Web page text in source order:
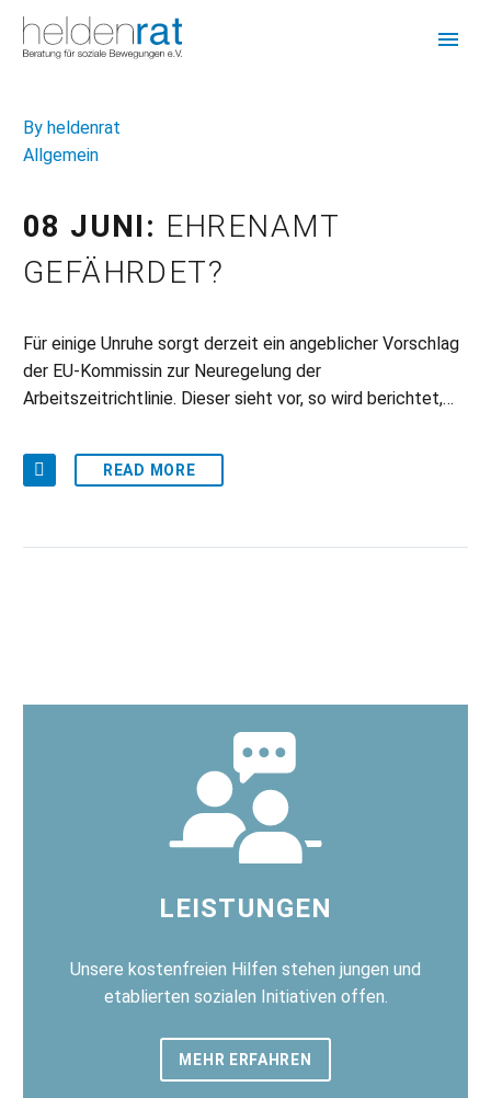
By heldenrat
Allgemein
08 JUNI: EHRENAMT
GEFÄHRDET?
Für einige Unruhe sorgt derzeit ein angeblicher Vorschlag
der EU-Kommissin zur Neuregelung der
Arbeitszeitrichtlinie. Dieser sieht vor, so wird berichtet,…
READ MORE
LEISTUNGEN
Unsere kostenfreien Hilfen stehen jungen und
etablierten sozialen Initiativen offen.
MEHR ERFAHREN